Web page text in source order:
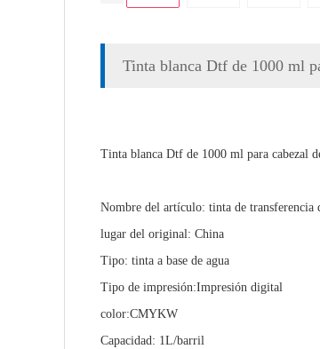
Tinta blanca Dtf de 1000 ml
Tinta blanca Dtf de 1000 ml para cabezal
Nombre del artículo: tinta de transferencia
lugar del original: China
Tipo: tinta a base de agua
Tipo de impresión:Impresión digital
color:CMYKW
Capacidad: 1L/barril